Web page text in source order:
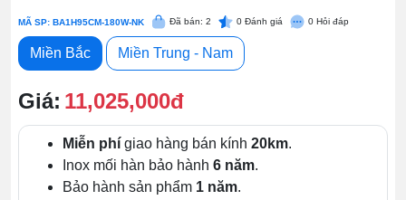
MÃ SP: BA1H95CM-180W-NK Đã bán: 2 0 Đánh giá 0 Hỏi đáp
Miền Bắc Miền Trung - Nam
Giá: 11,025,000đ
Miễn phí giao hàng bán kính 20km.
Inox mối hàn bảo hành 6 năm.
Bảo hành sản phẩm 1 năm.